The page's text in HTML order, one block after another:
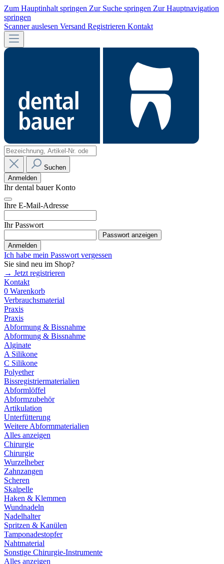
Zum Hauptinhalt springen Zur Suche springen Zur Hauptnavigation
springen
Scanner auslesen Versand Registrieren Kontakt
Suchen
Anmelden
Ihr dental bauer Konto
Ihre E-Mail-Adresse
Ihr Passwort
Passwort anzeigen
Anmelden
Ich habe mein Passwort vergessen
Sie sind neu im Shop?
→ Jetzt registrieren
Kontakt
0 Warenkorb
Verbrauchsmaterial
Praxis
Praxis
Abformung & Bissnahme
Abformung & Bissnahme
Alginate
A Silikone
C Silikone
Polyether
Bissregistriermaterialien
Abformlöffel
Abformzubehör
Artikulation
Unterfütterung
Weitere Abformmaterialien
Alles anzeigen
Chirurgie
Chirurgie
Wurzelheber
Zahnzangen
Scheren
Skalpelle
Haken & Klemmen
Wundnadeln
Nadelhalter
Spritzen & Kanülen
Tamponadestopfer
Nahtmaterial
Sonstige Chirurgie-Instrumente
Alles anzeigen